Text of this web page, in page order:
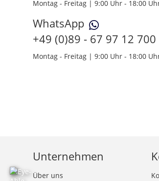
Montag - Freitag | 9:00 Uhr - 18:00
WhatsApp
+49 (0)89 - 67 97 12 700
Montag - Freitag | 9:00 Uhr - 18:00
Unternehmen
Über uns